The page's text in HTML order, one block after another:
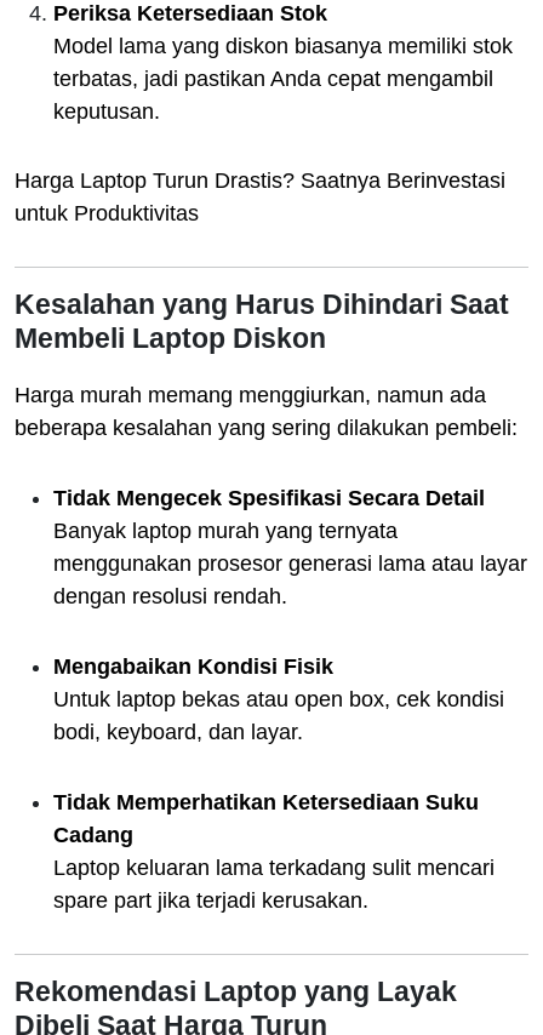
Periksa Ketersediaan Stok
Model lama yang diskon biasanya memiliki stok
terbatas, jadi pastikan Anda cepat mengambil
keputusan.
Harga Laptop Turun Drastis? Saatnya Berinvestasi
untuk Produktivitas
Kesalahan yang Harus Dihindari Saat
Membeli Laptop Diskon
Harga murah memang menggiurkan, namun ada
beberapa kesalahan yang sering dilakukan pembeli:
Tidak Mengecek Spesifikasi Secara Detail
Banyak laptop murah yang ternyata
menggunakan prosesor generasi lama atau layar
dengan resolusi rendah.
Mengabaikan Kondisi Fisik
Untuk laptop bekas atau open box, cek kondisi
bodi, keyboard, dan layar.
Tidak Memperhatikan Ketersediaan Suku
Cadang
Laptop keluaran lama terkadang sulit mencari
spare part jika terjadi kerusakan.
Rekomendasi Laptop yang Layak
Dibeli Saat Harga Turun